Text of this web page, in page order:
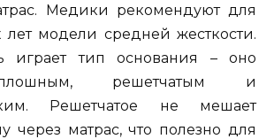
Медики рекомендуют для
лет модели средней жесткости.
играет тип основания – оно
решетчатым и
Решетчатое не мешает
через матрас, что полезно для